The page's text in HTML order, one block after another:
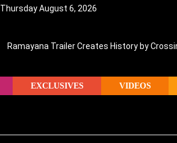
Thursday August 6, 2026
Ramayana Trailer Creates History by
EXCLUSIVES VIDEOS